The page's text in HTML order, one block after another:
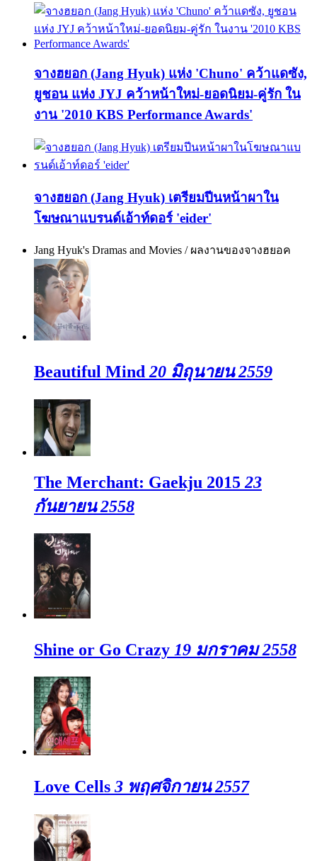
จางฮยอก (Jang Hyuk) แห่ง 'Chuno' คว้าแดซัง,
ยูชอน แห่ง JYJ คว้าหน้าใหม่-ยอดนิยม-คู่รัก ใน
งาน '2010 KBS Performance Awards'
จางฮยอก (Jang Hyuk) เตรียมปีนหน้าผาใน
โฆษณาแบรนด์เอ้าท์ดอร์ 'eider'
Jang Hyuk's Dramas and Movies / ผลงานของจางฮยอค
Beautiful Mind 20 มิถุนายน 2559
The Merchant: Gaekju 2015 23
กันยายน 2558
Shine or Go Crazy 19 มกราคม 2558
Love Cells 3 พฤศจิกายน 2557